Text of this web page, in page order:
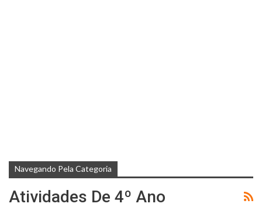
Navegando Pela Categoria
Atividades De 4º Ano